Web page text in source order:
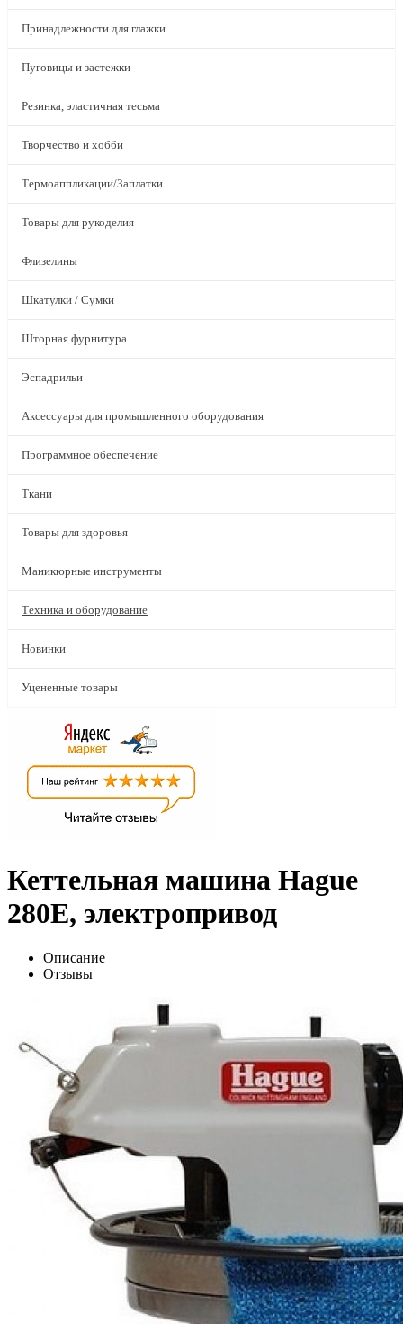
Принадлежности для глажки
Пуговицы и застежки
Резинка, эластичная тесьма
Творчество и хобби
Термоаппликации/Заплатки
Товары для рукоделия
Флизелины
Шкатулки / Сумки
Шторная фурнитура
Эспадрильи
Аксессуары для промышленного оборудования
Программное обеспечение
Ткани
Товары для здоровья
Маникюрные инструменты
Техника и оборудование
Новинки
Уцененные товары
Кеттельная машина Hague
280E, электропривод
Описание
Отзывы